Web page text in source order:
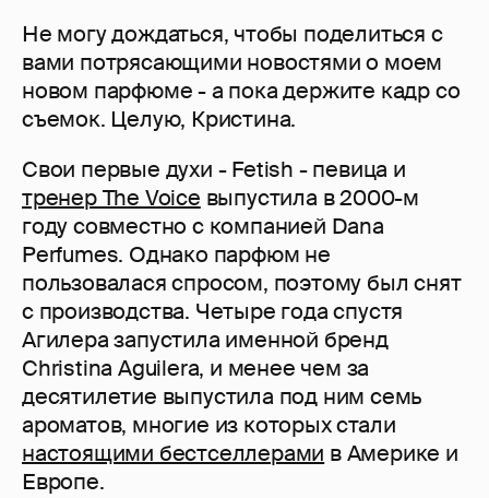
Не могу дождаться, чтобы поделиться с
вами потрясающими новостями о моем
новом парфюме - а пока держите кадр со
съемок. Целую, Кристина.
Свои первые духи - Fetish - певица и
тренер The Voice выпустила в 2000-м
году совместно с компанией Dana
Perfumes. Однако парфюм не
пользовалася спросом, поэтому был снят
с производства. Четыре года спустя
Агилера запустила именной бренд
Christina Aguilera, и менее чем за
десятилетие выпустила под ним семь
ароматов, многие из которых стали
настоящими бестселлерами в Америке и
Европе.